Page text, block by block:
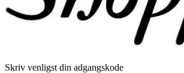
Skriv venligst din adgangskode